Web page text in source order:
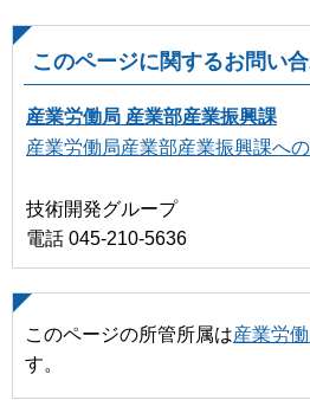
このページに関するお問い
産業労働局 産業部産業振興課
産業労働局産業部産業振興課へ
技術開発グループ
電話 045-210-5636
このページの所管所属は産業労
す。